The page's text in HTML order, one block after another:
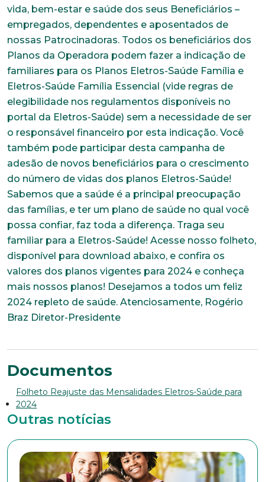
vida, bem-estar e saúde dos seus Beneficiários –
empregados, dependentes e aposentados de
nossas Patrocinadoras. Todos os beneficiários dos
Planos da Operadora podem fazer a indicação de
familiares para os Planos Eletros-Saúde Família e
Eletros-Saúde Família Essencial (vide regras de
elegibilidade nos regulamentos disponíveis no
portal da Eletros-Saúde) sem a necessidade de ser
o responsável financeiro por esta indicação. Você
também pode participar desta campanha de
adesão de novos beneficiários para o crescimento
do número de vidas dos planos Eletros-Saúde!
Sabemos que a saúde é a principal preocupação
das famílias, e ter um plano de saúde no qual você
possa confiar, faz toda a diferença. Traga seu
familiar para a Eletros-Saúde! Acesse nosso folheto,
disponível para download abaixo, e confira os
valores dos planos vigentes para 2024 e conheça
mais nossos planos! Desejamos a todos um feliz
2024 repleto de saúde. Atenciosamente, Rogério
Braz Diretor-Presidente
Documentos
Folheto Reajuste das Mensalidades Eletros-Saúde para
2024
Outras notícias
Trabalhe conosco
Faça parte de uma instituição sólida, ética e
comprometida com o bem-estar dos seus
colaboradores. Preencha todos os dados abaixo e
anexe seu currículo.
Nome completo*
E-mail*
Telefone
Endereço
Bairro
Cidade